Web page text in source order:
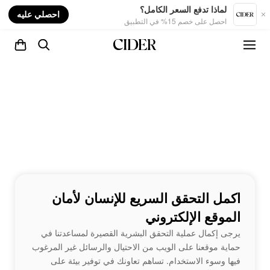
لماذا تدفع السعر الكامل؟
احصل على خصم 15% في التطبيق
احصلي عليه
اكمل التحقق السريع للإنسان لأمان
الموقع الإلكتروني
يرجى إكمال عملية التحقق البشرية القصيرة لمساعدتنا في
حماية موقعنا على الويب من الاحتيال والرسائل غير المرغوب
فيها وسوء الاستخدام. تساهم تعاونك في توفير بيئة على